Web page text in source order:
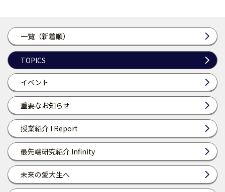
一覧（新着順）
TOPICS
イベント
重要なお知らせ
授業紹介 I Report
最先端研究紹介 Infinity
未来の愛大生へ